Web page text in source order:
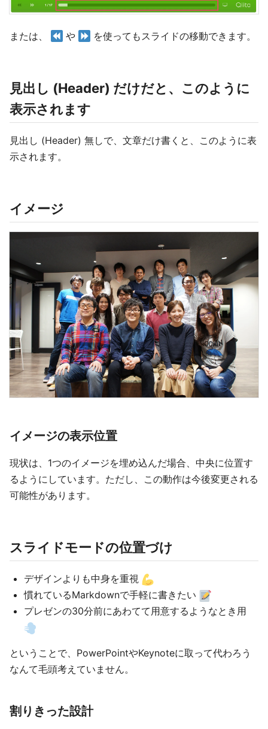
または、 や を使ってもスライドの移動できます。
見出し (Header) だけだと、このように
表示されます
見出し (Header) 無しで、文章だけ書くと、このように表
示されます。
イメージ
イメージの表示位置
現状は、1つのイメージを埋め込んだ場合、中央に位置す
るようにしています。ただし、この動作は今後変更される
可能性があります。
スライドモードの位置づけ
デザインよりも中身を重視
慣れているMarkdownで手軽に書きたい
プレゼンの30分前にあわてて用意するようなとき用
ということで、PowerPointやKeynoteに取って代わろう
なんて毛頭考えていません。
割りきった設計